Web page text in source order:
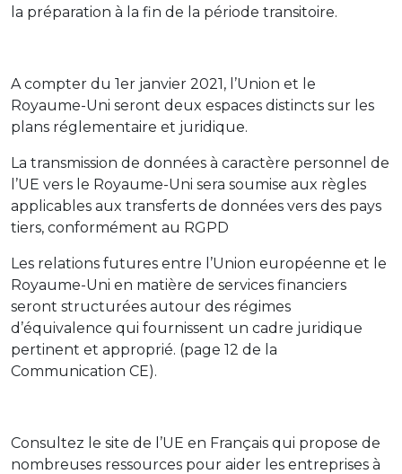
la préparation à la fin de la période transitoire.
A compter du 1er janvier 2021, l’Union et le
Royaume-Uni seront deux espaces distincts sur les
plans réglementaire et juridique.
La transmission de données à caractère personnel de
l’UE vers le Royaume-Uni sera soumise aux règles
applicables aux transferts de données vers des pays
tiers, conformément au RGPD
Les relations futures entre l’Union européenne et le
Royaume-Uni en matière de services financiers
seront structurées autour des régimes
d’équivalence qui fournissent un cadre juridique
pertinent et approprié. (page 12 de la
Communication CE).
Consultez le site de l’UE en Français qui propose de
nombreuses ressources pour aider les entreprises à